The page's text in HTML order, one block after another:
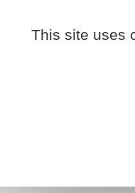
dépend de la
Guyane,
Saint-Martin,
Commune de La
This site uses